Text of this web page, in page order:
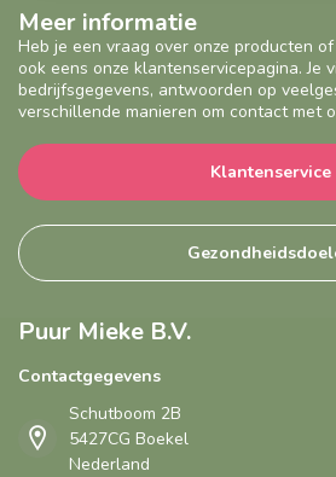
Meer informatie
Heb je een vraag over onze producten
ook eens onze klantenservicepagina. Je
bedrijfsgegevens, antwoorden op
verschillende manieren om contact met
Klantenservice
Puur Mieke B.V.
Contactgegevens
Schutboom 2B
5427CG Boekel
Nederland